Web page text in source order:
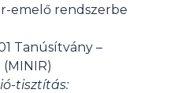
emelő rendszerbe
Tanúsítvány –
tisztítás: